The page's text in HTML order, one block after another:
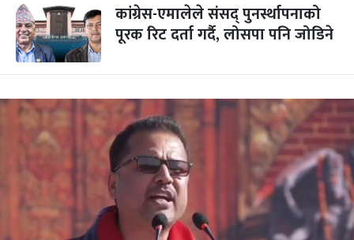
कांग्रेस-एमालेले संसद् पुनर्स्थापनाको
पूरक रिट दर्ता गर्दै, लोसपा पनि जोडिने